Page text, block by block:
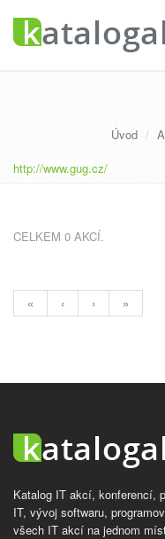
Úvod
http://www.gug.cz/
CELKEM 0 AKCÍ.
« ‹ › »
Katalog IT akcí, konferencí,
IT, vývoj softwaru,
všech IT akcí na jednom